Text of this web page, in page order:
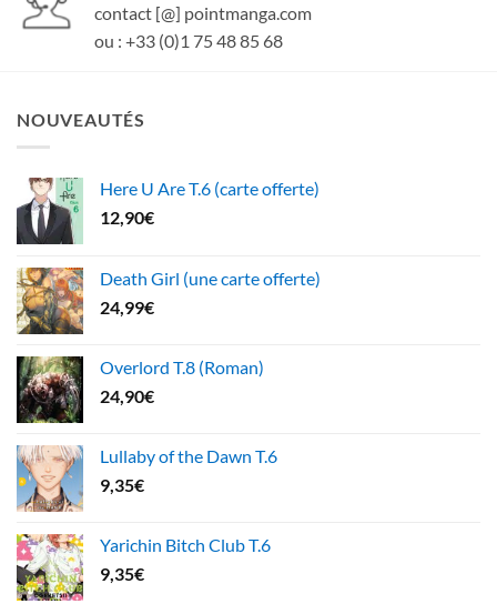
contact [@] pointmanga.com
ou : +33 (0)1 75 48 85 68
NOUVEAUTÉS
Here U Are T.6 (carte offerte)
12,90€
Death Girl (une carte offerte)
24,99€
Overlord T.8 (Roman)
24,90€
Lullaby of the Dawn T.6
9,35€
Yarichin Bitch Club T.6
9,35€